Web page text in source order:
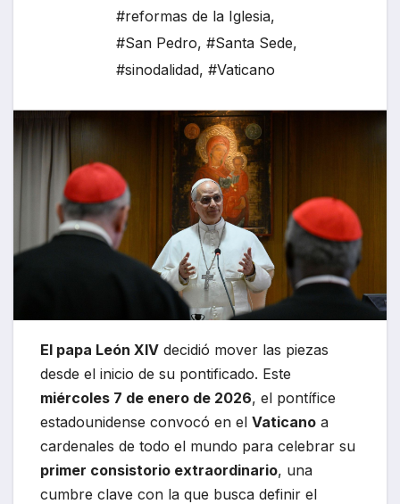
#reformas de la Iglesia,
#San Pedro, #Santa Sede,
#sinodalidad, #Vaticano
El papa León XIV decidió mover las piezas
desde el inicio de su pontificado. Este
miércoles 7 de enero de 2026, el pontífice
estadounidense convocó en el Vaticano a
cardenales de todo el mundo para celebrar su
primer consistorio extraordinario, una
cumbre clave con la que busca definir el